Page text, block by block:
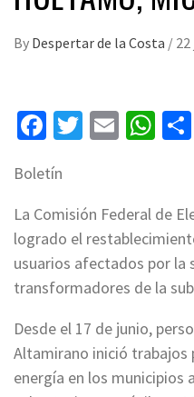
By Despertar de la Costa /
Facebook
Twitter
Email
Boletín
La Comisión Federal de
logrado el
usuarios afectados por la
transformadores de la
Desde el 17 de junio,
Altamirano inició trabajos
energía en los municipios